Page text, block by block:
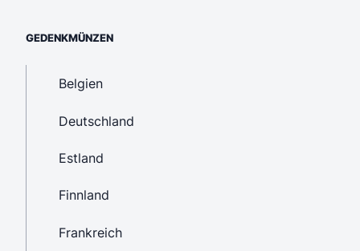
GEDENKMÜNZEN
Belgien
Deutschland
Estland
Finnland
Frankreich